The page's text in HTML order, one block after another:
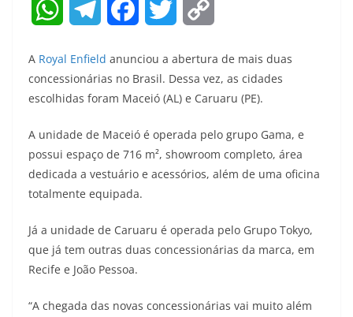
W
a
t
s
A
p
p
l
e
g
a
m
c
e
b
o
k
i
t
t
e
p
y
L
k
A Royal Enfield anunciou a abertura de mais duas
concessionárias no Brasil. Dessa vez, as cidades
escolhidas foram Maceió (AL) e Caruaru (PE).
A unidade de Maceió é operada pelo grupo Gama, e
possui espaço de 716 m², showroom completo, área
dedicada a vestuário e acessórios, além de uma oficina
totalmente equipada.
Já a unidade de Caruaru é operada pelo Grupo Tokyo,
que já tem outras duas concessionárias da marca, em
Recife e João Pessoa.
“A chegada das novas concessionárias vai muito além